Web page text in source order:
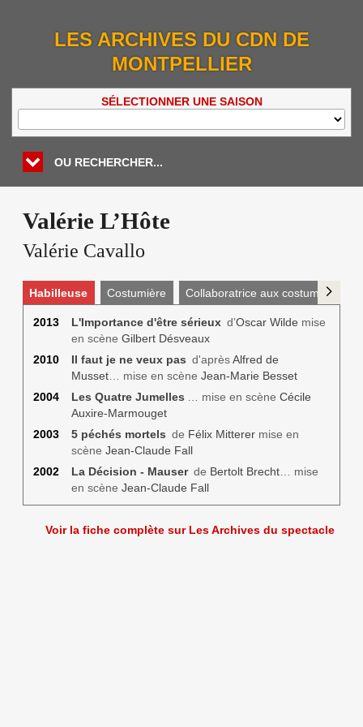
LES ARCHIVES DU CDN DE
MONTPELLIER
SÉLECTIONNER UNE SAISON
OU RECHERCHER...
Valérie L’Hôte
Valérie Cavallo
Habilleuse Costumière Collaboratrice aux costumes
2013 L'Importance d'être sérieuxd’Oscar Wilde mise
en scène Gilbert Désveaux
2010
Il faut je ne veux pas d'aprèsAlfred de
Musset… mise en scène Jean-Marie Besset
2004
Les Quatre Jumelles … mise en scène Cécile
Auxire-Marmouget
2003
5 péchés mortels de Félix Mitterermise en
scène Jean-Claude Fall
2002
La Décision - Mauserde Bertolt Brecht… mise
en scène Jean-Claude Fall
Voir la fiche complète sur Les Archives du spectacle